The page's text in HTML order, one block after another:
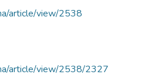
article/view/2538
article/view/2538/2327